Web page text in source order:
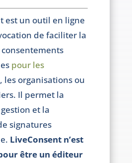
est un outil en ligne
de faciliter la
pour les
, les organisations ou
Il permet la
et la
signatures
LiveConsent n’est
être un éditeur